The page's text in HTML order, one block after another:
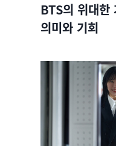
BTS의 위대한
의미와 기회